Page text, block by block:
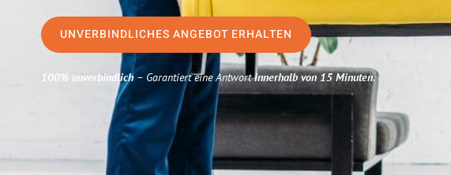
UNVERBINDLICHES ANGEBOT ERHALTEN
100% unverbindlich– Garantiert eine Antwortinnerhalb von 15 Minuten.